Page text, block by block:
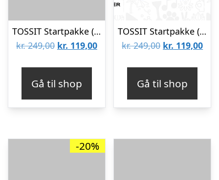
TOSSIT Startpakke (Blå/Pink)
kr.249,00 Den
var:
kr. 249,00.
kr. 119,00Den
kr. 119,00.
Gå til shop
TOSSIT Startpakke (Blå/Gul)
kr.249,00 Den
var:
kr. 249,00.
kr. 119,00Den
kr.
Gå til shop
-20%